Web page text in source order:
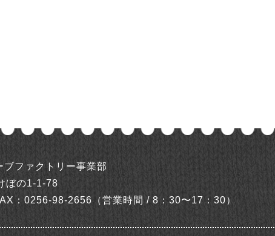
ブファクトリー事業部
ぼの1-1-78
：0256-98-2656 （営業時間 / 8：30〜17：30）